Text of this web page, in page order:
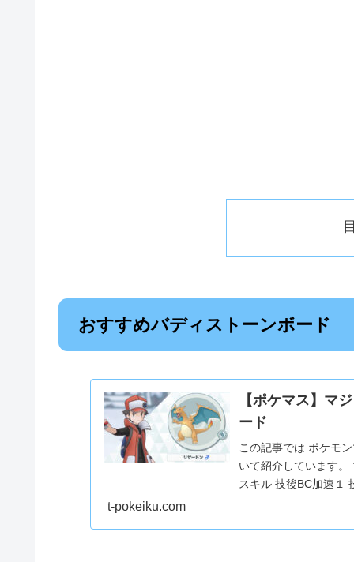
おすすめバディストーンボード
【ポケマス】マ
ード
この記事では ポケモ
いて紹介しています
スキル 技後BC加速１
t-pokeiku.com